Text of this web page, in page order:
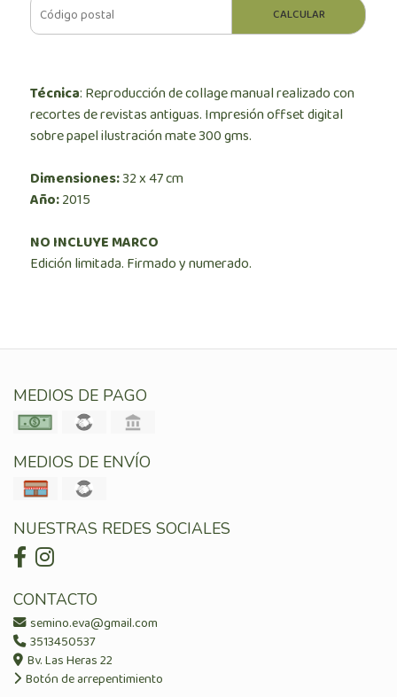
CALCULAR
Técnica: Reproducción de collage manual realizado con
recortes de revistas antiguas. Impresión offset digital
sobre papel ilustración mate 300 gms.
Dimensiones:32 x 47 cm
Año:2015
NO INCLUYE MARCO
Edición limitada. Firmado y numerado.
MEDIOS DE PAGO
MEDIOS DE ENVÍO
NUESTRAS REDES SOCIALES
CONTACTO
semino.eva@gmail.com
3513450537
Bv. Las Heras 22
Botón de arrepentimiento